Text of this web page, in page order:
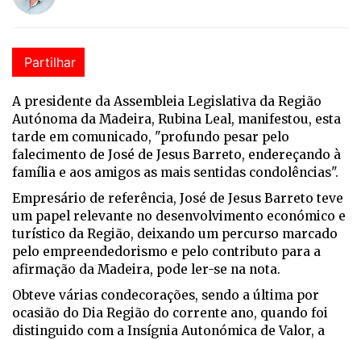
Partilhar
A presidente da Assembleia Legislativa da Região
Autónoma da Madeira, Rubina Leal, manifestou, esta
tarde em comunicado, "profundo pesar pelo
falecimento de José de Jesus Barreto, endereçando à
família e aos amigos as mais sentidas condolências".
Empresário de referência, José de Jesus Barreto teve
um papel relevante no desenvolvimento económico e
turístico da Região, deixando um percurso marcado
pelo empreendedorismo e pelo contributo para a
afirmação da Madeira, pode ler-se na nota.
Obteve várias condecorações, sendo a última por
ocasião do Dia Região do corrente ano, quando foi
distinguido com a Insígnia Autonómica de Valor, a